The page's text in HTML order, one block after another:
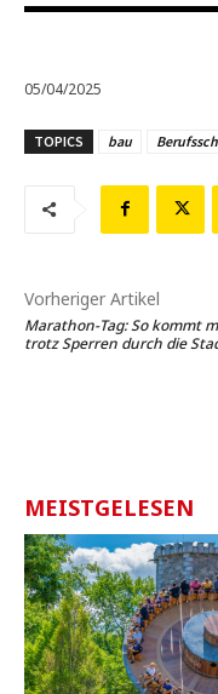
05/04/2025
TOPICS bau
Vorheriger Artikel
Marathon-Tag: So kommt
trotz Sperren durch die
MEISTGELESEN